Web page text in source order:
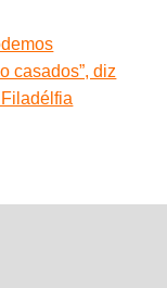
casados”, diz